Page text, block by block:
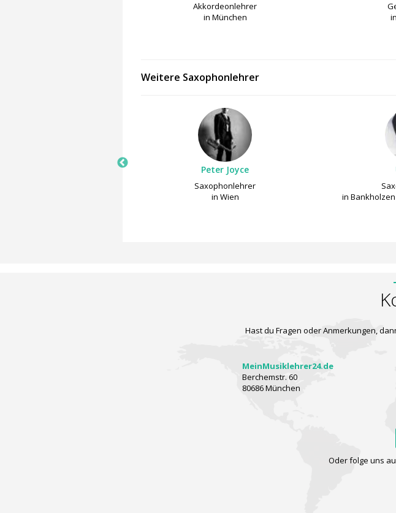
Akkordeonlehrer
in München
Weitere Saxophonlehrer
Peter Joyce
Saxophonlehrer
in Wien
in
Hast du Fragen oder Anmerkungen,
MeinMusiklehrer24.de
Berchemstr. 60
80686 München
Oder folge uns